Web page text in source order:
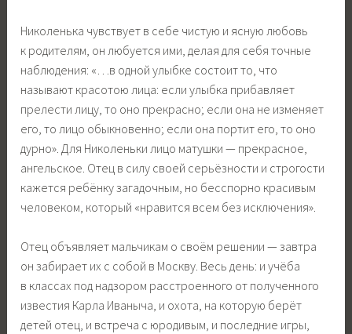
Николенька чувствует в себе чистую и ясную любовь
к родителям, он любуется ими, делая для себя точные
наблюдения: «…в одной улыбке состоит то, что
называют красотою лица: если улыбка прибавляет
прелести лицу, то оно прекрасно; если она не изменяет
его, то лицо обыкновенно; если она портит его, то оно
дурно». Для Николеньки лицо матушки — прекрасное,
ангельское. Отец в силу своей серьёзности и строгости
кажется ребёнку загадочным, но бесспорно красивым
человеком, который «нравится всем без исключения».
Отец объявляет мальчикам о своём решении — завтра
он забирает их с собой в Москву. Весь день: и учёба
в классах под надзором расстроенного от полученного
известия Карла Иваныча, и охота, на которую берёт
детей отец, и встреча с юродивым, и последние игры,